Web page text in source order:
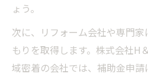
ょう。
次に、リフォーム会社や専門
もりを取得します。株式会社H
域密着の会社では、補助金申